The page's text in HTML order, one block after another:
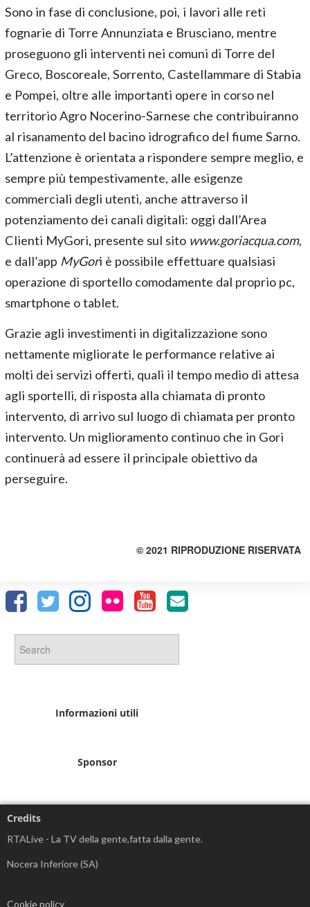
Sono in fase di conclusione, poi, i lavori alle reti
fognarie di Torre Annunziata e Brusciano, mentre
proseguono gli interventi nei comuni di Torre del
Greco, Boscoreale, Sorrento, Castellammare di Stabia
e Pompei, oltre alle importanti opere in corso nel
territorio Agro Nocerino-Sarnese che contribuiranno
al risanamento del bacino idrografico del fiume Sarno.
L’attenzione è orientata a rispondere sempre meglio, e
sempre più tempestivamente, alle esigenze
commerciali degli utenti, anche attraverso il
potenziamento dei canali digitali: oggi dall’Area
Clienti MyGori, presente sul sito www.goriacqua.com,
e dall’app MyGori è possibile effettuare qualsiasi
operazione di sportello comodamente dal proprio pc,
smartphone o tablet.
Grazie agli investimenti in digitalizzazione sono
nettamente migliorate le performance relative ai
molti dei servizi offerti, quali il tempo medio di attesa
agli sportelli, di risposta alla chiamata di pronto
intervento, di arrivo sul luogo di chiamata per pronto
intervento. Un miglioramento continuo che in Gori
continuerà ad essere il principale obiettivo da
perseguire.
© 2021 RIPRODUZIONE RISERVATA
Informazioni utili
Sponsor
Credits
RTALive - La TV della gente,fatta dalla gente.
Nocera Inferiore (SA)
Cookie policy